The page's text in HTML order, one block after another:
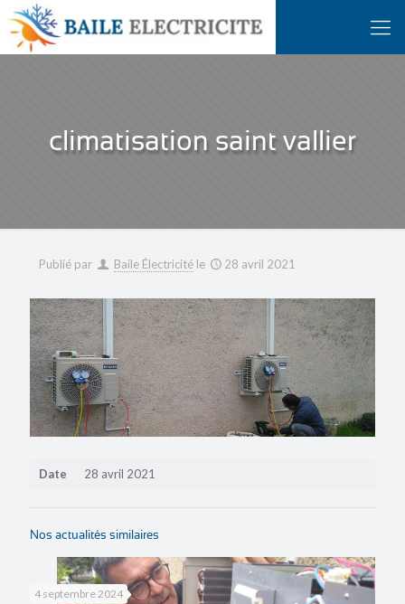
climatisation saint vallier
Publié par Baile Électricité le 28 avril 2021
Date 28 avril 2021
Nos actualités similaires
4 septembre 2024